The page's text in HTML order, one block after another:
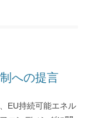
への提言
EU持続可能エネル